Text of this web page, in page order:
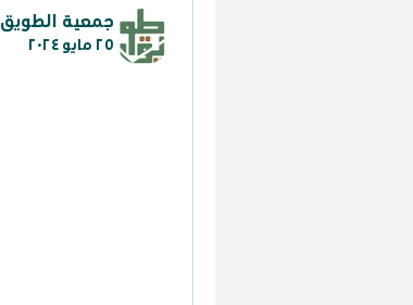
جمعية الطويق
٢٥ مايو ٢٠٢٤